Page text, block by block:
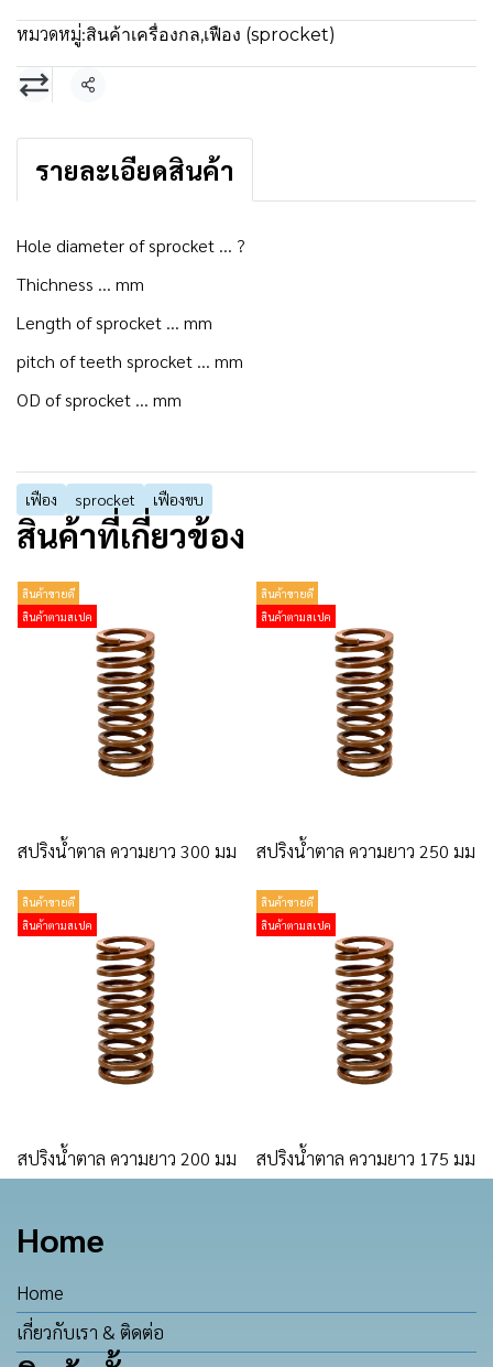
หมวดหมู่:สินค้าเครื่องกล,เฟือง (sprocket)
แชร์
รายละเอียดสินค้า
Hole diameter of sprocket ... ?
Thichness ... mm
Length of sprocket ... mm
pitch of teeth sprocket ... mm
OD of sprocket ... mm
เฟือง sprocket เฟืองขบ
สินค้าที่เกี่ยวข้อง
สินค้าขายดี
สินค้าตามสเปค
สปริงน้ำตาล ความยาว 300 มม
สินค้าขายดี
สินค้าตามสเปค
สปริงน้ำตาล ความยาว 250 มม
สินค้าขายดี
สินค้าตามสเปค
สปริงน้ำตาล ความยาว 200 มม
สินค้าขายดี
สินค้าตามสเปค
สปริงน้ำตาล ความยาว 175 มม
Home
Home
เกี่ยวกับเรา & ติดต่อ